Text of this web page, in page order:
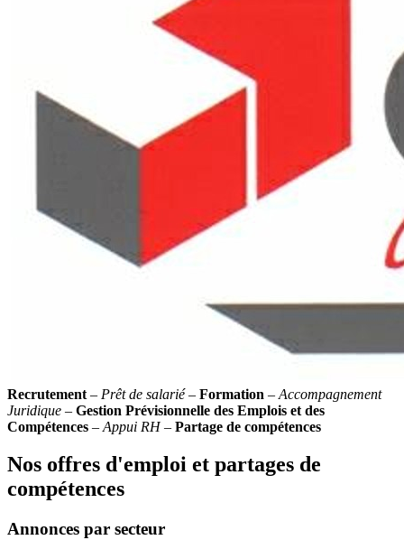
Recrutement – Prêt de salarié– Formation – Accompagnement
Juridique – Gestion Prévisionnelle des Emplois et des
Compétences – Appui RH– Partage de compétences
Nos offres d'emploi et partages de
compétences
Annonces par secteur